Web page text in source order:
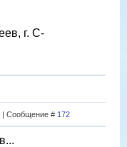
г. С-
| Сообщение # 172